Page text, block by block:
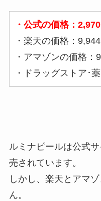
・公式の価格：
・楽天の価格：
・アマゾンの価格：
・ドラッグストア･
ルミナピールは公式
売されています。
しかし、楽天とアマ
ん。